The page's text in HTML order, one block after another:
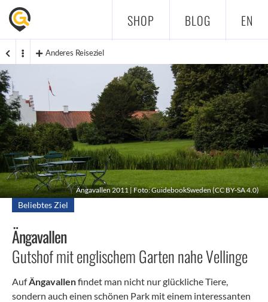
SHOP BLOG EN
Anderes Reiseziel
Ängavallen 2011 | Foto: GuidebookSweden (CC BY-SA 4.0)
Beliebtes Ziel
Ängavallen
Gutshof mit englischem Garten nahe Vellinge
AufÄngavallenfindet man nicht nur glückliche Tiere,
sondern auch einen schönen Park mit einem interessanten